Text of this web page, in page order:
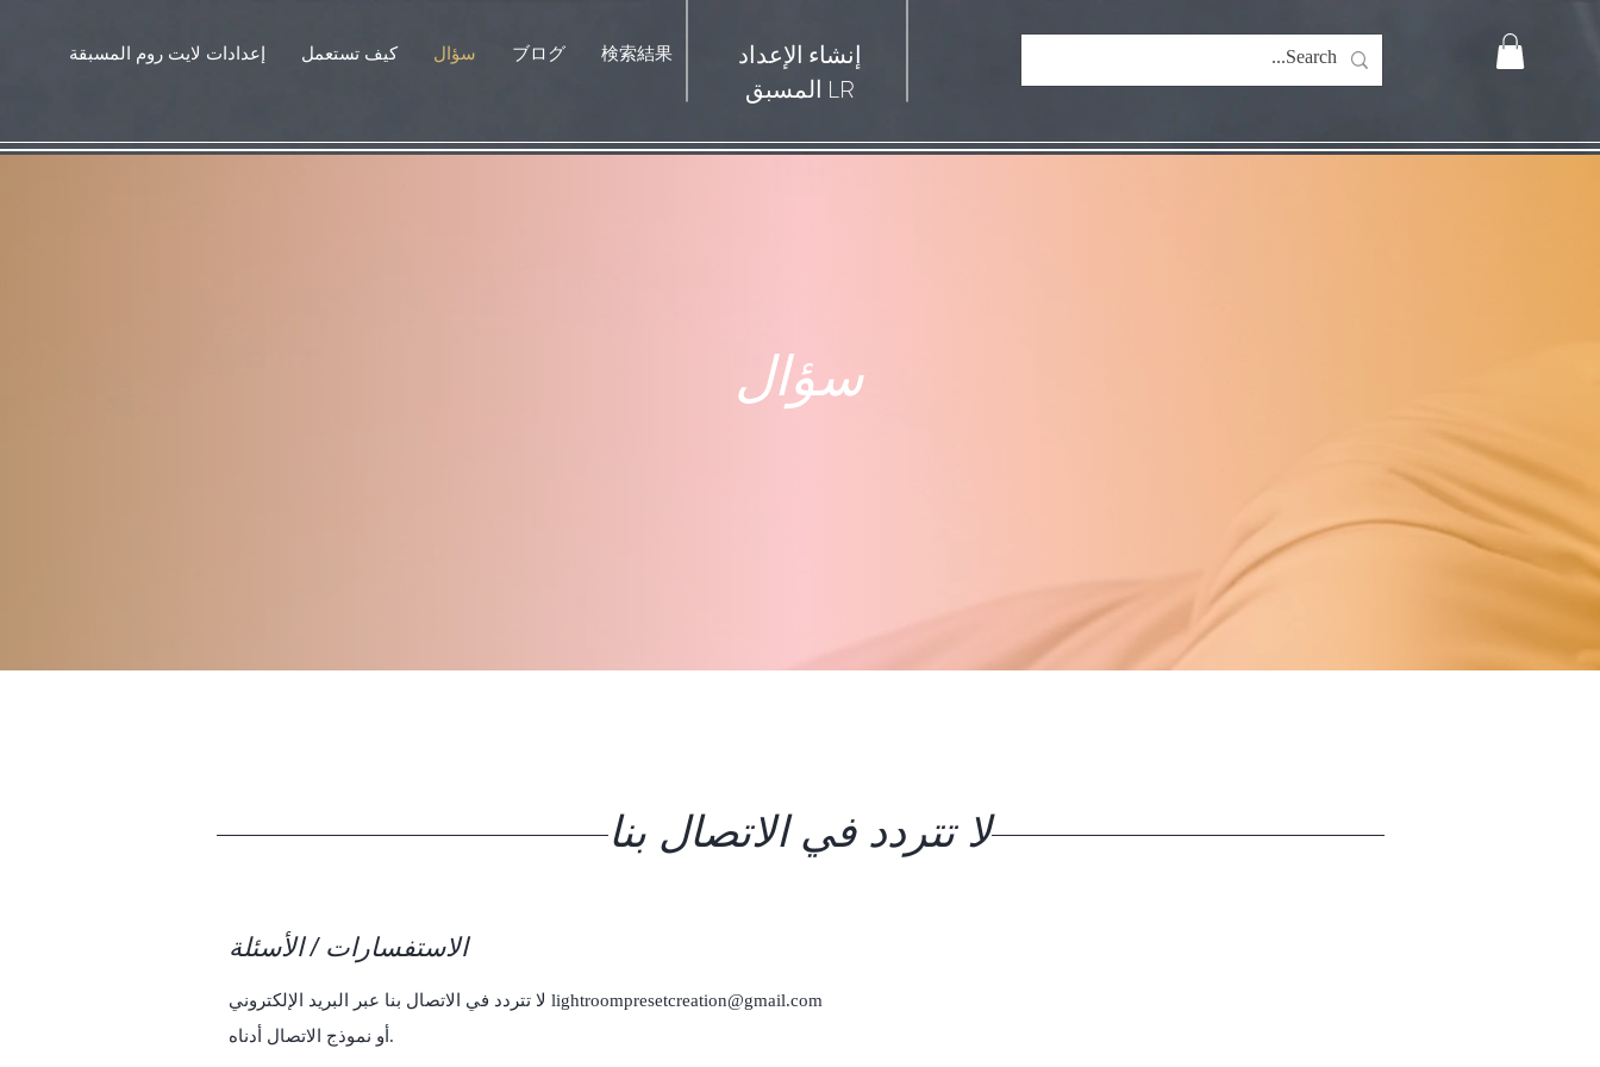
إعدادات لايت روم المسبقة كيف تستعمل سؤال ブログ 検索結果
إنشاء الإعداد
المسبق LR
سؤال
لا تتردد في الاتصال بنا
الاستفسارات / الأسئلة
لا تتردد في الاتصال بنا عبر البريد الإلكتروني lightroompresetcreation@gmail.com
أو نموذج الاتصال أدناه.